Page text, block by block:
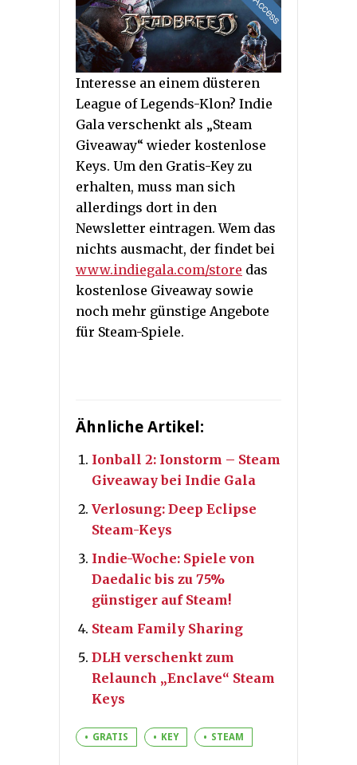
Interesse an einem düsteren
League of Legends-Klon? Indie
Gala verschenkt als „Steam
Giveaway“ wieder kostenlose
Keys. Um den Gratis-Key zu
erhalten, muss man sich
allerdings dort in den
Newsletter eintragen. Wem das
nichts ausmacht, der findet bei
www.indiegala.com/store das
kostenlose Giveaway sowie
noch mehr günstige Angebote
für Steam-Spiele.
Ähnliche Artikel:
Ionball 2: Ionstorm – Steam
Giveaway bei Indie Gala
Verlosung: Deep Eclipse
Steam-Keys
Indie-Woche: Spiele von
Daedalic bis zu 75%
günstiger auf Steam!
Steam Family Sharing
DLH verschenkt zum
Relaunch „Enclave“ Steam
Keys
GRATIS KEY STEAM